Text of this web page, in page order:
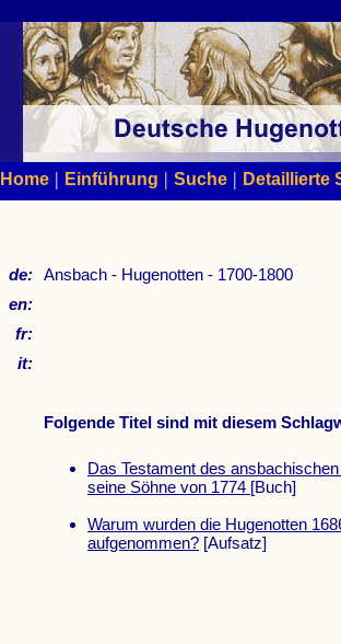
Home| Einführung | Suche| Detaillierte
de: Ansbach - Hugenotten - 1700-1800
en:
fr:
it:
Folgende Titel sind mit diesem
Das Testament des
seine Söhne von 1774 [Buch]
Warum wurden die Hugenotten
aufgenommen?[Aufsatz]